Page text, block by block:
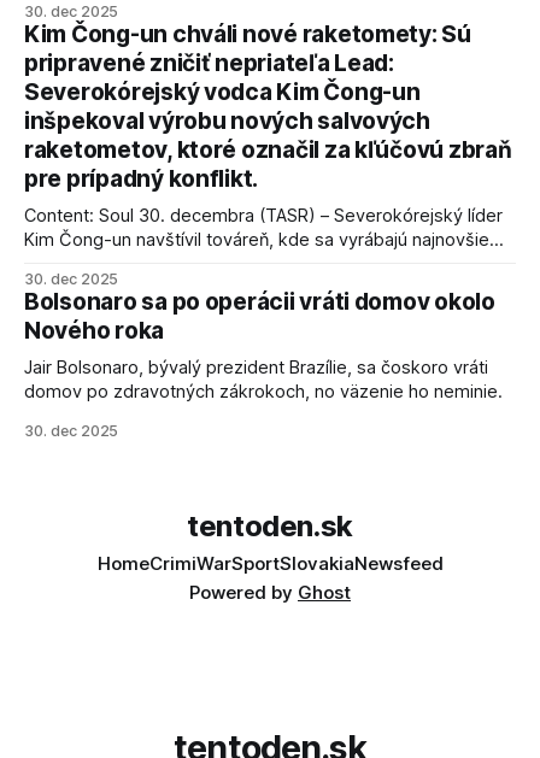
kľúčové pre úspešné dosiahnutie prímeria v Gaze. Agentúra
AFP informuje, že Trump vyjadril presvedčenie, že Izrael plní
podmienky dohody o prí
30. dec 2025
Kim Čong-un chváli nové raketomety: Sú
pripravené zničiť nepriateľa Lead:
Severokórejský vodca Kim Čong-un
inšpekoval výrobu nových salvových
raketometov, ktoré označil za kľúčovú zbraň
pre prípadný konflikt.
Content: Soul 30. decembra (TASR) – Severokórejský líder
Kim Čong-un navštívil továreň, kde sa vyrábajú najnovšie
schopnosti. Informovali o tom štátne médiá KĽDR, na ktoré
sa odvoláva agentúra AFP.
30. dec 2025
Bolsonaro sa po operácii vráti domov okolo
Nového roka
Jair Bolsonaro, bývalý prezident Brazílie, sa čoskoro vráti
domov po zdravotných zákrokoch, no väzenie ho neminie.
30. dec 2025
tentoden.sk
HomeCrimiWarSportSlovakiaNewsfeed
Powered by Ghost
tentoden.sk